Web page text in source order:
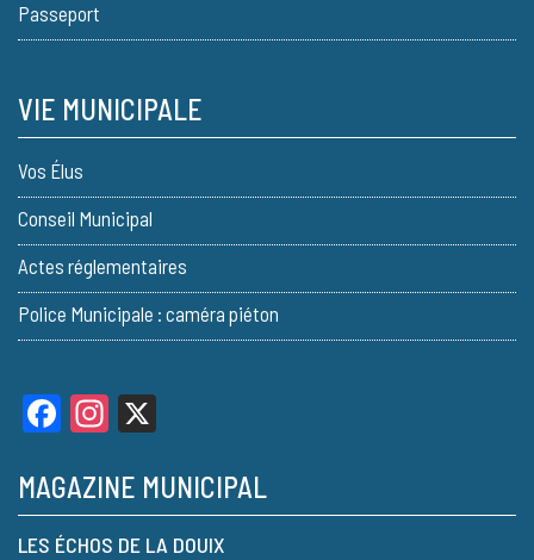
Passeport
VIE MUNICIPALE
Vos Élus
Conseil Municipal
Actes réglementaires
Police Municipale : caméra piéton
FacebookInstagram
MAGAZINE MUNICIPAL
LES ÉCHOS DE LA DOUIX